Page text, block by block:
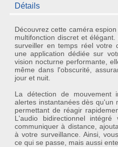
Détails
Découvrez cette caméra
multifonction discret et
surveiller en temps réel votre
une application dédiée sur
vision nocturne performante ,
même dans l'obscurité,
jour et nuit.
La détection de mouvement
alertes instantanées dès qu'un
permettant de réagir
L'audio bidirectionnel
communiquer à distance,
à votre surveillance. Ainsi,
ce qui se passe, mais aussi